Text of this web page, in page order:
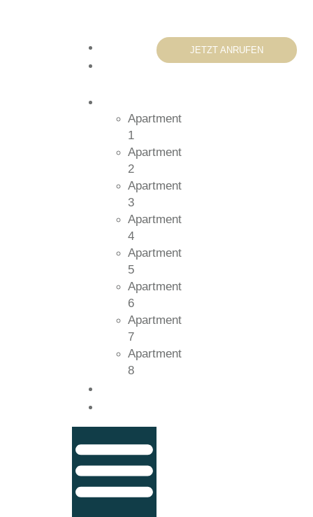
Apartment
1
Apartment
2
Apartment
3
Apartment
4
Apartment
5
Apartment
6
Apartment
7
Apartment
8
JETZT ANRUFEN